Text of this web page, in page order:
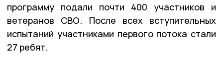
программу подали почти 400 участников и
ветеранов СВО. После всех вступительных
испытаний участниками первого потока стали
27 ребят.